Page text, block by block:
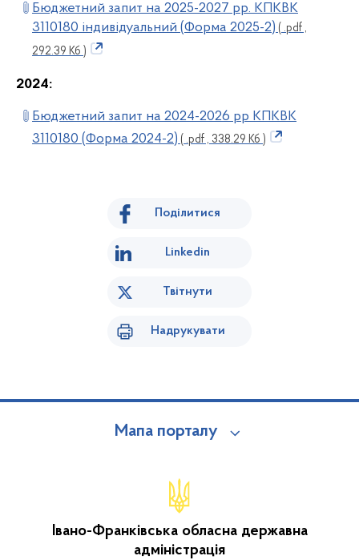
Бюджетний запит на 2025-2027 рр. КПКВК
3110180 індивідуальний (Форма 2025-2) ( .pdf ,
292.39 Кб )
2024:
Бюджетний запит на 2024-2026 рр КПКВК
3110180 (Форма 2024-2) ( .pdf , 338.29 Кб )
Поділитися
Linkedin
Твітнути
Надрукувати
Мапа порталу
Івано-Франківська обласна державна
адміністрація